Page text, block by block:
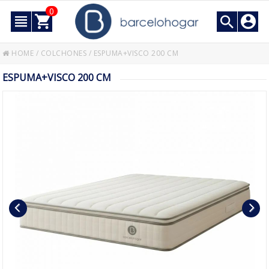
0
HOME / COLCHONES / ESPUMA+VISCO 200 CM
ESPUMA+VISCO 200 CM